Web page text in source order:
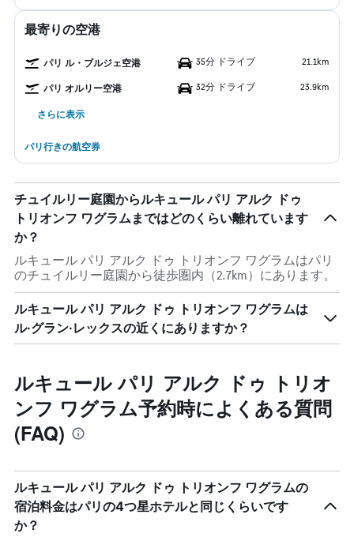
最寄りの空港
パリ ル・ブルジェ空港 35分 ドライブ 21.1km
パリ オルリー空港 32分 ドライブ 23.9km
さらに表示
パリ行きの航空券
チュイルリー庭園からルキュール パリ アルク ドゥ
トリオンフ ワグラムまではどのくらい離れています
か？
ルキュール パリ アルク ドゥ トリオンフ ワグラムはパリ
のチュイルリー庭園から徒歩圏内（2.7km）にあります。
ルキュール パリ アルク ドゥ トリオンフ ワグラムは
ル·グラン·レックスの近くにありますか？
ルキュール パリ アルク ドゥ トリオ
ンフ ワグラム予約時によくある質問
(FAQ)
ルキュール パリ アルク ドゥ トリオンフ ワグラムの
宿泊料金はパリの4つ星ホテルと同じくらいです
か？